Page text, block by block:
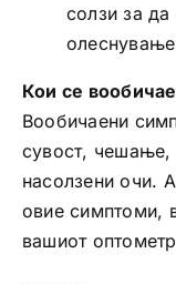
солзи за
Кои се
Вообичаени
сувост,
насолзени очи.
овие симптоми,
вашиот